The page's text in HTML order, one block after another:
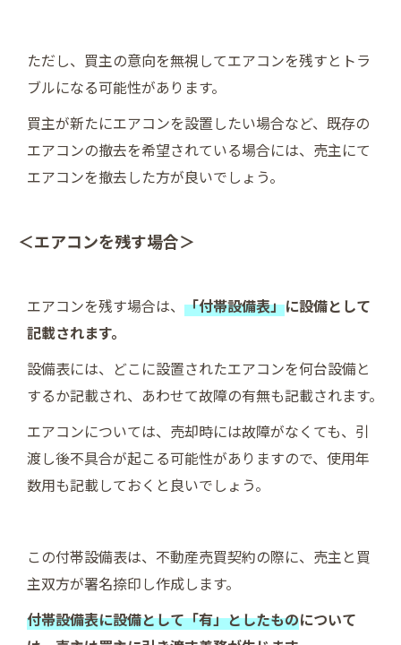
ただし、買主の意向を無視してエアコンを残すとトラ
ブルになる可能性があります。
買主が新たにエアコンを設置したい場合など、既存の
エアコンの撤去を希望されている場合には、売主にて
エアコンを撤去した方が良いでしょう。
＜エアコンを残す場合＞
エアコンを残す場合は、 「付帯設備表」に設備として
記載されます。
設備表には、どこに設置されたエアコンを何台設備と
するか記載され、あわせて故障の有無も記載されます。
エアコンについては、売却時には故障がなくても、引
渡し後不具合が起こる可能性がありますので、使用年
数用も記載しておくと良いでしょう。
この付帯設備表は、不動産売買契約の際に、売主と買
主双方が署名捺印し作成します。
付帯設備表に設備として「有」としたものについて